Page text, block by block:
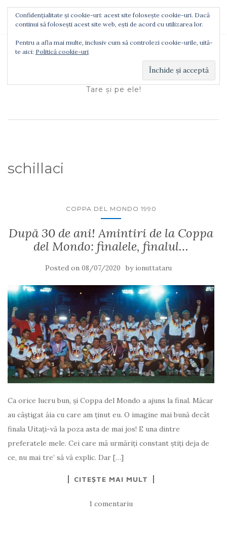
TOGGLE NAVIGATION
Ionuţ Tătaru
Tare şi pe ele!
schillaci
COPPA DEL MONDO 1990
După 30 de ani! Amintiri de la Coppa
del Mondo: finalele, finalul…
Posted on 08/07/2020 by ionuttataru
Ca orice lucru bun, și Coppa del Mondo a ajuns la final. Măcar
au câștigat ăia cu care am ținut eu. O imagine mai bună decât
finala Uitați-vă la poza asta de mai jos! E una dintre
preferatele mele. Cei care mă urmăriţi constant ştiţi deja de
ce, nu mai tre’ să vă explic. Dar […]
CITEȘTE MAI MULT
1 comentariu
Confidențialitate și cookie-uri: acest site folosește cookie-uri. Dacă
continui să folosești acest site web, ești de acord cu utilizarea lor.
Pentru a afla mai multe, inclusiv cum să controlezi cookie-urile, uită-
te aici: Politică cookie-uri